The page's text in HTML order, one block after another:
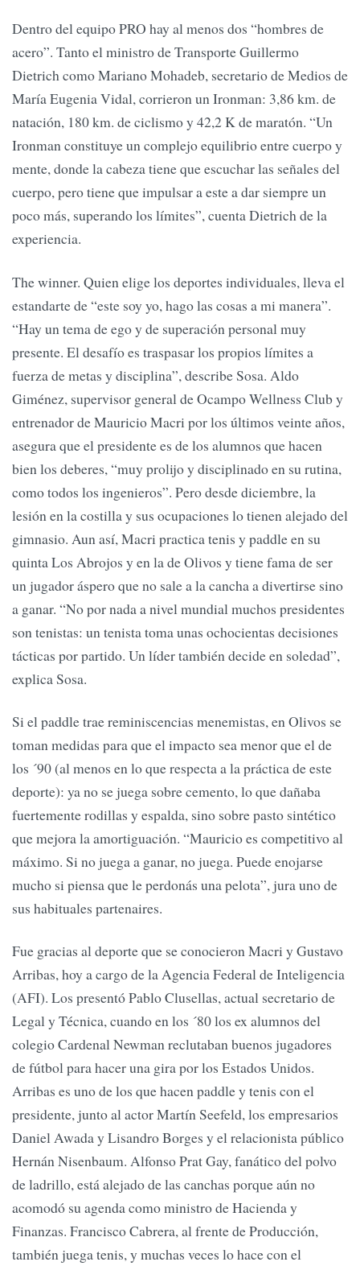
Dentro del equipo PRO hay al menos dos “hombres de
acero”. Tanto el ministro de Transporte Guillermo
Dietrich como Mariano Mohadeb, secretario de Medios de
María Eugenia Vidal, corrieron un Ironman: 3,86 km. de
natación, 180 km. de ciclismo y 42,2 K de maratón. “Un
Ironman constituye un complejo equilibrio entre cuerpo y
mente, donde la cabeza tiene que escuchar las señales del
cuerpo, pero tiene que impulsar a este a dar siempre un
poco más, superando los límites”, cuenta Dietrich de la
experiencia.
The winner. Quien elige los deportes individuales, lleva el
estandarte de “este soy yo, hago las cosas a mi manera”.
“Hay un tema de ego y de superación personal muy
presente. El desafío es traspasar los propios límites a
fuerza de metas y disciplina”, describe Sosa. Aldo
Giménez, supervisor general de Ocampo Wellness Club y
entrenador de Mauricio Macri por los últimos veinte años,
asegura que el presidente es de los alumnos que hacen
bien los deberes, “muy prolijo y disciplinado en su rutina,
como todos los ingenieros”. Pero desde diciembre, la
lesión en la costilla y sus ocupaciones lo tienen alejado del
gimnasio. Aun así, Macri practica tenis y paddle en su
quinta Los Abrojos y en la de Olivos y tiene fama de ser
un jugador áspero que no sale a la cancha a divertirse sino
a ganar. “No por nada a nivel mundial muchos presidentes
son tenistas: un tenista toma unas ochocientas decisiones
tácticas por partido. Un líder también decide en soledad”,
explica Sosa.
Si el paddle trae reminiscencias menemistas, en Olivos se
toman medidas para que el impacto sea menor que el de
los ´90 (al menos en lo que respecta a la práctica de este
deporte): ya no se juega sobre cemento, lo que dañaba
fuertemente rodillas y espalda, sino sobre pasto sintético
que mejora la amortiguación. “Mauricio es competitivo al
máximo. Si no juega a ganar, no juega. Puede enojarse
mucho si piensa que le perdonás una pelota”, jura uno de
sus habituales partenaires.
Fue gracias al deporte que se conocieron Macri y Gustavo
Arribas, hoy a cargo de la Agencia Federal de Inteligencia
(AFI). Los presentó Pablo Clusellas, actual secretario de
Legal y Técnica, cuando en los ´80 los ex alumnos del
colegio Cardenal Newman reclutaban buenos jugadores
de fútbol para hacer una gira por los Estados Unidos.
Arribas es uno de los que hacen paddle y tenis con el
presidente, junto al actor Martín Seefeld, los empresarios
Daniel Awada y Lisandro Borges y el relacionista público
Hernán Nisenbaum. Alfonso Prat Gay, fanático del polvo
de ladrillo, está alejado de las canchas porque aún no
acomodó su agenda como ministro de Hacienda y
Finanzas. Francisco Cabrera, al frente de Producción,
también juega tenis, y muchas veces lo hace con el